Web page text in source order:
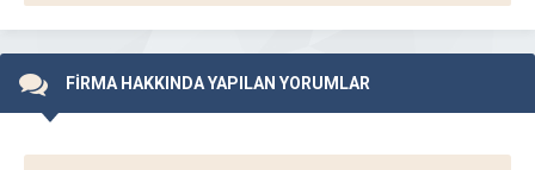
FİRMA HAKKINDA YAPILAN YORUMLAR